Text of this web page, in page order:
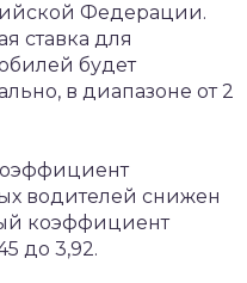
Федерации.
ставка для
будет
в диапазоне от 2
водителей снижен
коэффициент
до 3,92.